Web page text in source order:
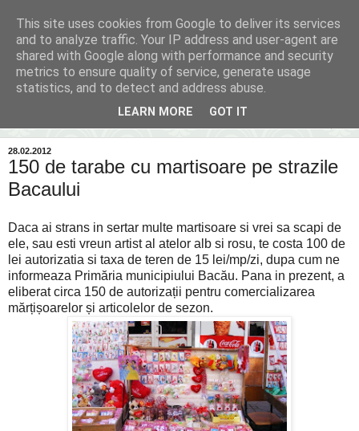
Inima Bacăului
Din inima Bacăului...spre inima ta...
28.02.2012
150 de tarabe cu martisoare pe strazile
Bacaului
Daca ai strans in sertar multe martisoare si vrei sa scapi de
ele, sau esti vreun artist al atelor alb si rosu, te costa 100 de
lei autorizatia si taxa de teren de 15 lei/mp/zi, dupa cum ne
informeaza Primăria municipiului Bacău. Pana in prezent, a
eliberat circa 150 de autorizații pentru comercializarea
mărțișoarelor și articolelor de sezon.
This site uses cookies from Google to deliver its services
and to analyze traffic. Your IP address and user-agent are
shared with Google along with performance and security
metrics to ensure quality of service, generate usage
statistics, and to detect and address abuse.
LEARN MORE GOT IT